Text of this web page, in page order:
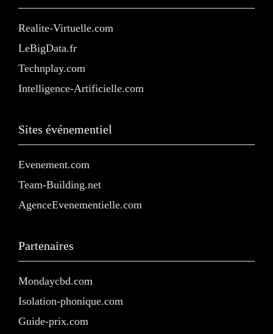
Realite-Virtuelle.com
LeBigData.fr
Technplay.com
Intelligence-Artificielle.com
Sites événementiel
Evenement.com
Team-Building.net
AgenceEvenementielle.com
Partenaires
Mondaycbd.com
Isolation-phonique.com
Guide-prix.com